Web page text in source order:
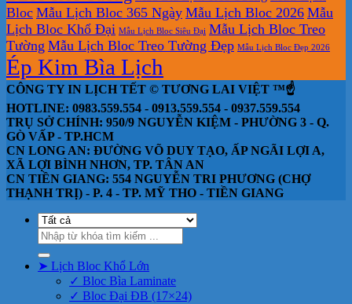
Bloc Mẫu Lịch Bloc 365 Ngày Mẫu Lịch Bloc 2026 Mẫu
Lịch Bloc Khổ Đại Mẫu Lịch Bloc Siêu Đại Mẫu Lịch Bloc Treo
Tường Mẫu Lịch Bloc Treo Tường Đẹp Mẫu Lịch Bloc Đẹp 2026
Ép Kim Bìa Lịch
CÔNG TY IN LỊCH TẾT © TƯƠNG LAI VIỆT ™☝️
HOTLINE: 0983.559.554 - 0913.559.554 - 0937.559.554
TRỤ SỞ CHÍNH: 950/9 NGUYỄN KIỆM - PHƯỜNG 3 - Q.
GÒ VẤP - TP.HCM
CN LONG AN: ĐƯỜNG VÕ DUY TẠO, ẤP NGÃI LỢI A,
XÃ LỢI BÌNH NHƠN, TP. TÂN AN
CN TIỀN GIANG: 554 NGUYỄN TRI PHƯƠNG (CHỢ
THẠNH TRỊ) - P. 4 - TP. MỸ THO - TIỀN GIANG
Tìm
kiếm:
➤ Lịch Bloc Khổ Lớn
✓ Bloc Bìa Laminate
✓ Bloc Đại ĐB (17×24)